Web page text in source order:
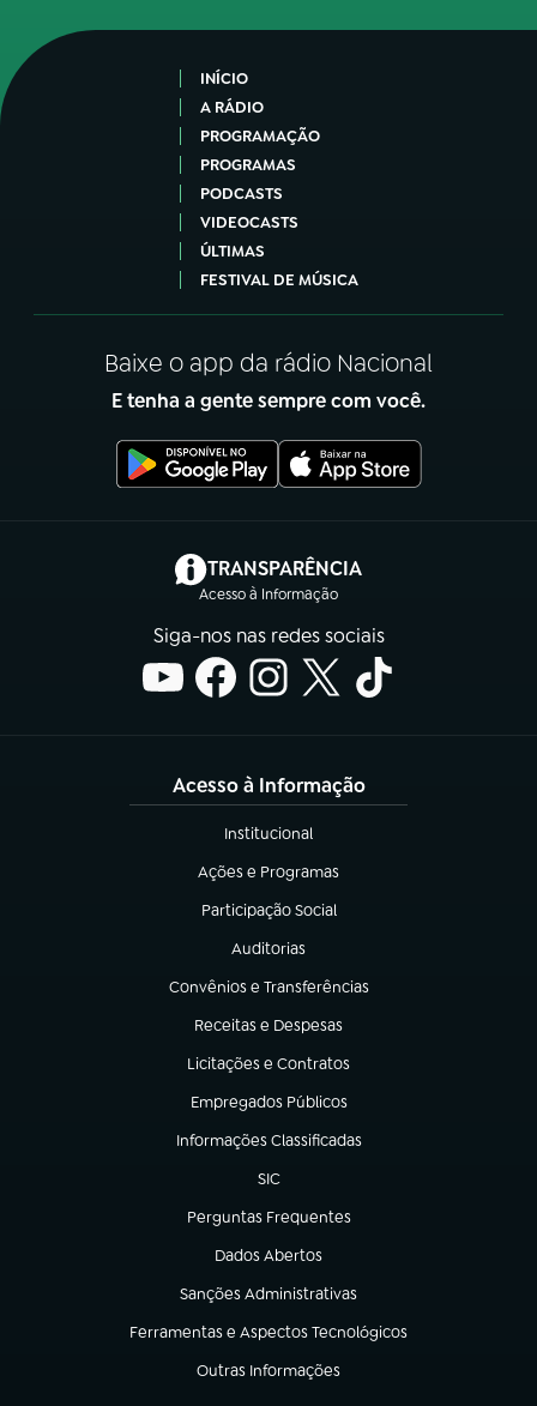
INÍCIO
A RÁDIO
PROGRAMAÇÃO
PROGRAMAS
PODCASTS
VIDEOCASTS
ÚLTIMAS
FESTIVAL DE MÚSICA
Baixe o app da rádio Nacional
E tenha a gente sempre com você.
TRANSPARÊNCIA
Acesso à Informação
(abre em nova aba)
Siga-nos nas redes sociais
Acesso à Informação
Institucional
(abre em nova aba)
Ações e Programas
(abre em nova aba)
Participação Social
(abre em nova aba)
Auditorias
(abre em nova aba)
Convênios e Transferências
(abre em nova aba)
Receitas e Despesas
(abre em nova aba)
Licitações e Contratos
(abre em nova aba)
Empregados Públicos
(abre em nova aba)
Informações Classificadas
(abre em nova aba)
SIC
(abre em nova aba)
Perguntas Frequentes
(abre em nova aba)
Dados Abertos
(abre em nova aba)
Sanções Administrativas
(abre em nova aba)
Ferramentas e Aspectos Tecnológicos
(abre em nova aba)
Outras Informações
(abre em nova aba)